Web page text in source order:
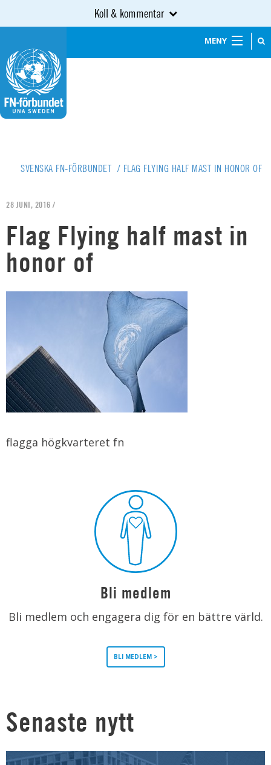
Koll & kommentar
MENY
SVENSKA FN-FÖRBUNDET / FLAG FLYING HALF MAST IN HONOR OF
28 JUNI, 2016 /
Flag Flying half mast in
honor of
flagga högkvarteret fn
Bli medlem
Bli medlem och engagera dig för en bättre värld.
BLI MEDLEM >
Senaste nytt